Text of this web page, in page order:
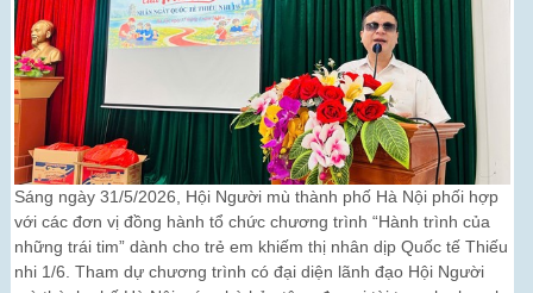
Sáng ngày 31/5/2026, Hội Người mù thành phố Hà Nội phối hợp
với các đơn vị đồng hành tổ chức chương trình “Hành trình của
những trái tim” dành cho trẻ em khiếm thị nhân dịp Quốc tế Thiếu
nhi 1/6. Tham dự chương trình có đại diện lãnh đạo Hội Người